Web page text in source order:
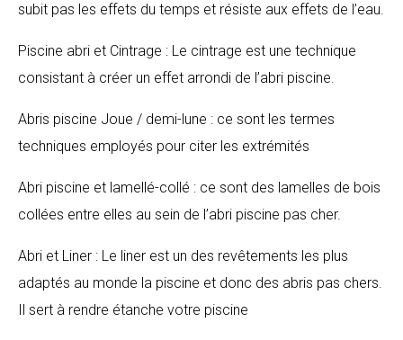
subit pas les effets du temps et résiste aux effets de l’eau.
Piscine abri et Cintrage : Le cintrage est une technique
consistant à créer un effet arrondi de l’abri piscine.
Abris piscine Joue / demi-lune : ce sont les termes
techniques employés pour citer les extrémités
Abri piscine et lamellé-collé : ce sont des lamelles de bois
collées entre elles au sein de l’abri piscine pas cher.
Abri et Liner : Le liner est un des revêtements les plus
adaptés au monde la piscine et donc des abris pas chers.
Il sert à rendre étanche votre piscine